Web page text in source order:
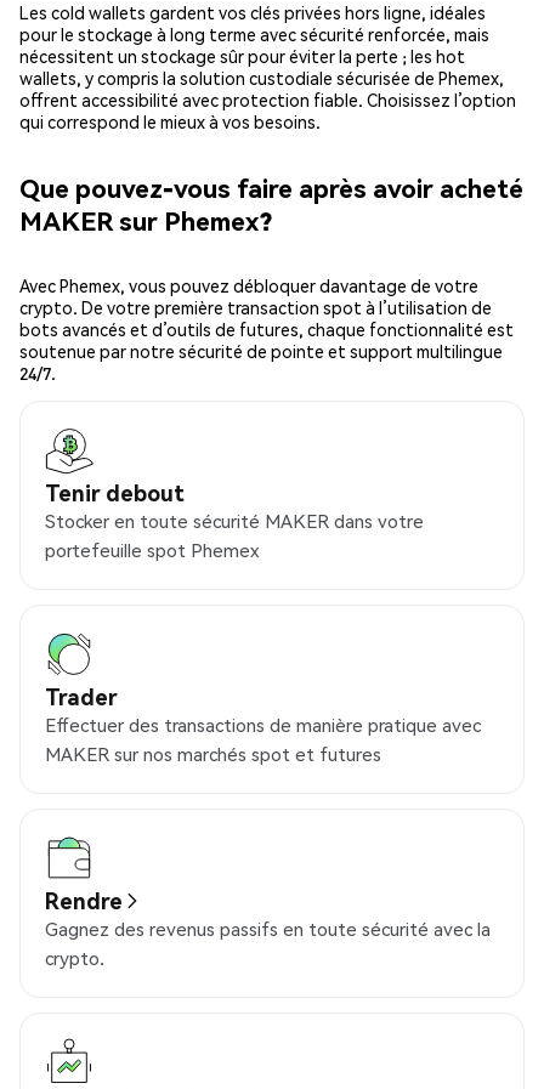
Les cold wallets gardent vos clés privées hors ligne, idéales
pour le stockage à long terme avec sécurité renforcée, mais
nécessitent un stockage sûr pour éviter la perte ; les hot
wallets, y compris la solution custodiale sécurisée de Phemex,
offrent accessibilité avec protection fiable. Choisissez l’option
qui correspond le mieux à vos besoins.
Que pouvez-vous faire après avoir acheté
MAKER sur Phemex?
Avec Phemex, vous pouvez débloquer davantage de votre
crypto. De votre première transaction spot à l’utilisation de
bots avancés et d’outils de futures, chaque fonctionnalité est
soutenue par notre sécurité de pointe et support multilingue
24/7.
Tenir debout
Stocker en toute sécurité MAKER dans votre
portefeuille spot Phemex
Trader
Effectuer des transactions de manière pratique avec
MAKER sur nos marchés spot et futures
Rendre
Gagnez des revenus passifs en toute sécurité avec la
crypto.